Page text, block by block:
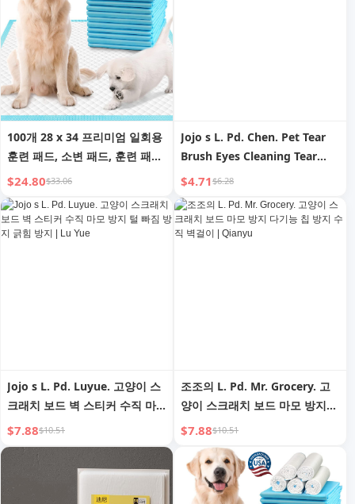
100개 28 x 34 프리미엄 일회용
훈련 패드, 소변 패드, 훈련 패드,
일회용 강아지 소변 패드, 빠른
흡수 및 냄새 제어
$24.80$33.06
Jojo s L. Pd. Chen. Pet Tear
Brush Eyes Cleaning Tear
Brush Eye Droppings Brush |
Youchen
$4.71$6.28
Jojo s L. Pd. Luyue. 고양이 스
크래치 보드 벽 스티커 수직 마
모 방지 털 빠짐 방지 긁힘 방지
| Lu Yue
$7.88$10.51
조조의 L. Pd. Mr. Grocery. 고
양이 스크래치 보드 마모 방지
다기능 칩 방지 수직 벽걸이 |
Qianyu
$7.88$10.51